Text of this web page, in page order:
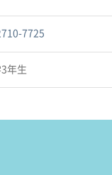
7725
年生